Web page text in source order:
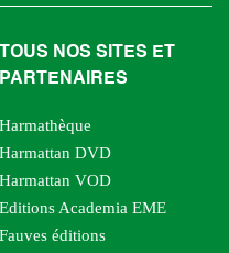
TOUS NOS SITES ET
PARTENAIRES
Harmathèque
Harmattan DVD
Harmattan VOD
Editions Academia EME
Fauves éditions